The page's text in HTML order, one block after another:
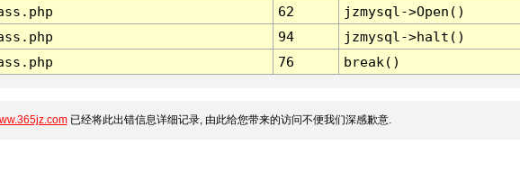
62
jzmysql->Open()
94
jzmysql->halt()
76 break()
已经将此出错信息详细记录, 由此给您带来的访问不便我们深感歉意.